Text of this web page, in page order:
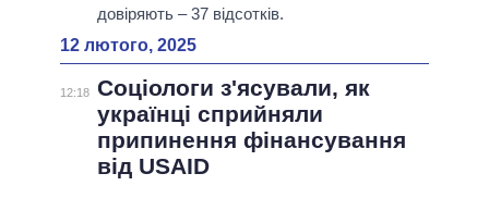
довіряють – 37 відсотків.
12 лютого, 2025
12:18 Соціологи з'ясували, як
українці сприйняли
припинення фінансування
від USAID